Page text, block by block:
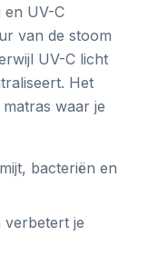
en UV-C
van de stoom
UV-C licht
Het
waar je
bacteriën en
verbetert je